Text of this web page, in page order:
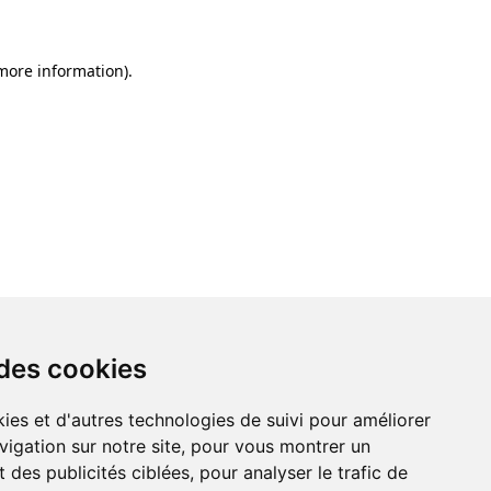
cookies
et d'autres technologies de suivi pour améliorer
sur notre site, pour vous montrer un
des publicités ciblées, pour analyser le trafic de
information).